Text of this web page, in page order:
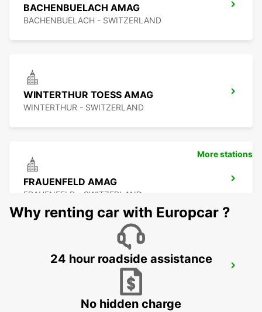
BACHENBUELACH AMAG
BACHENBUELACH - SWITZERLAND
WINTERTHUR TOESS AMAG
WINTERTHUR - SWITZERLAND
FRAUENFELD AMAG
FRAUENFELD - SWITZERLAND
More stations
Why renting car with Europcar ?
24 hour roadside assistance
No hidden charge